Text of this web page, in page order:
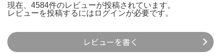
現在、4584件のレビューが投稿されています。
レビューを投稿するには ログインが必要です。
レビューを書く